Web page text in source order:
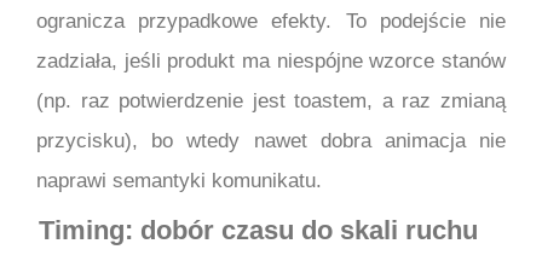
ogranicza przypadkowe efekty. To podejście nie
zadziała, jeśli produkt ma niespójne wzorce stanów
(np. raz potwierdzenie jest toastem, a raz zmianą
przycisku), bo wtedy nawet dobra animacja nie
naprawi semantyki komunikatu.
Timing: dobór czasu do skali ruchu